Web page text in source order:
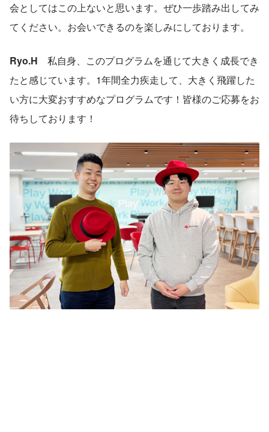
会としてはこの上ないと思います。ぜひ一歩踏み出してみ
てください。お会いできるのを楽しみにしております。
Ryo.H 私自身、このプログラムを通じて大きく成長でき
たと感じています。1年間全力疾走して、大きく飛躍した
い方に大変おすすめなプログラムです！皆様のご応募をお
待ちしております！